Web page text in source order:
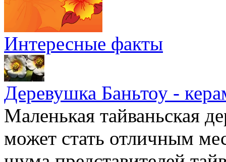
Интересные факты
Деревушка Баньтоу -
Маленькая тайваньская
может стать отличным